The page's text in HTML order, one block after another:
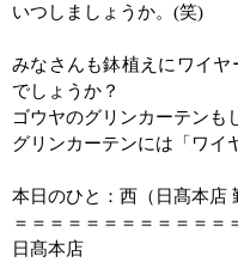
いつしましょうか。 (笑)
みなさんも鉢植えにワイ
でしょうか？
ゴウヤのグリンカーテンも
グリンカーテンには 「ワ
本日のひと：西（日髙本店
＝＝＝＝＝＝＝＝＝＝＝＝
日髙本店